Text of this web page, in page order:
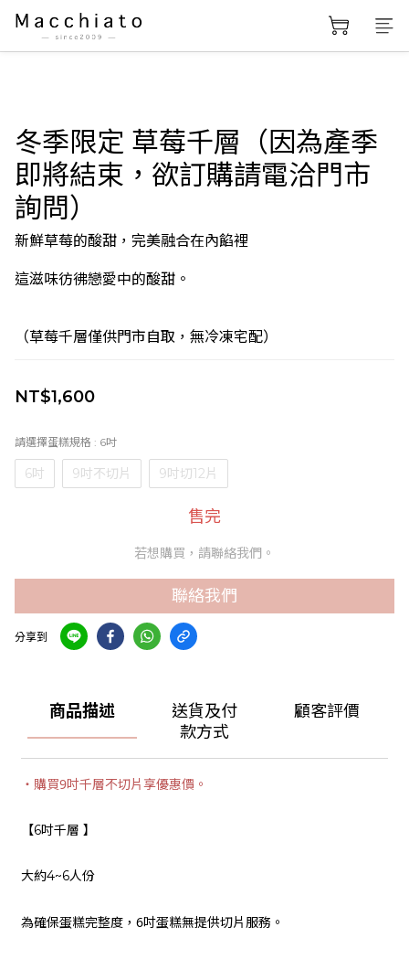
冬季限定 草莓千層（因為產季
即將結束，欲訂購請電洽門市
詢問）
新鮮草莓的酸甜，完美融合在內餡裡
這滋味彷彿戀愛中的酸甜。
（草莓千層僅供門市自取，無冷凍宅配）
NT$1,600
請選擇蛋糕規格 : 6吋
6吋 9吋不切片 9吋切12片
售完
若想購買，請聯絡我們。
聯絡我們
分享到
商品描述
送貨及付
款方式
顧客評價
・購買9吋千層不切片享優惠價。
【6吋千層 】
大約4~6人份
為確保蛋糕完整度， 6吋蛋糕無提供切片服務 。